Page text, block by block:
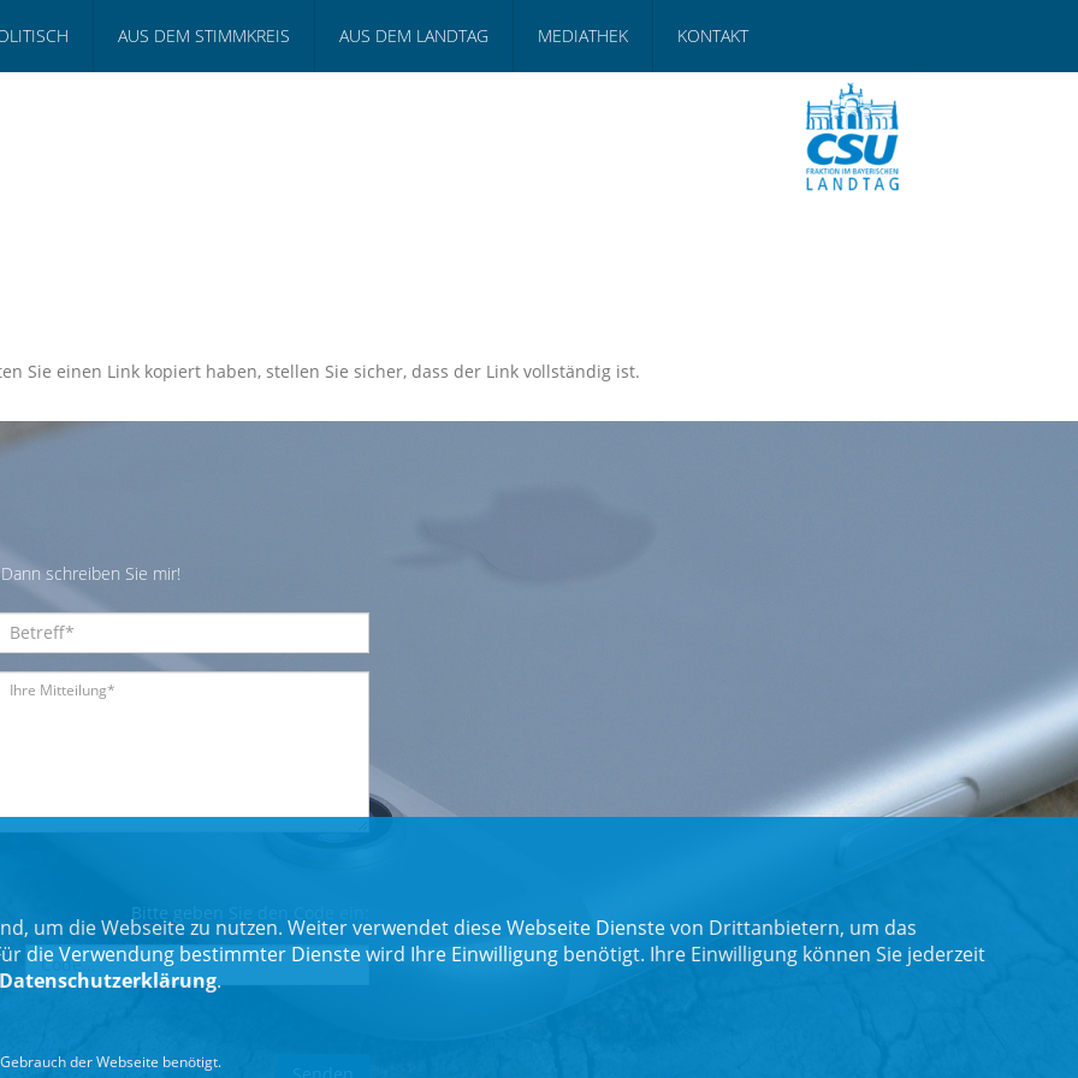
AUS DEM STIMMKREIS AUS DEM LANDTAG MEDIATHEK KONTAKT
Sie einen Link kopiert haben, stellen Sie sicher, dass der Link vollständig ist.
schreiben Sie mir!
Bitte geben Sie den Code ein:
um die Webseite zu nutzen. Weiter verwendet diese Webseite Dienste von Drittanbietern, um das
die Verwendung bestimmter Dienste wird Ihre Einwilligung benötigt. Ihre Einwilligung können Sie jederzeit
.
der Webseite benötigt.